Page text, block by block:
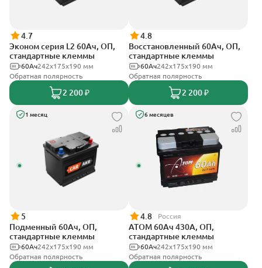
4.7
Эконом серия L2 60Ач, ОП,
стандартные клеммы
242х175х190 мм
60Ач
Обратная полярность
2 200 ₽
4.8
Восстановленный 60Ач, ОП,
стандартные клеммы
242х175х190 мм
60Ач
Обратная полярность
2 200 ₽
1 месяц
5
Подменный 60Ач, ОП,
стандартные клеммы
242х175х190 мм
60Ач
Обратная полярность
6 месяцев
4.8 Россия
АТОМ 60Ач 430А, ОП,
стандартные клеммы
242х175х190 мм
60Ач
Обратная полярность